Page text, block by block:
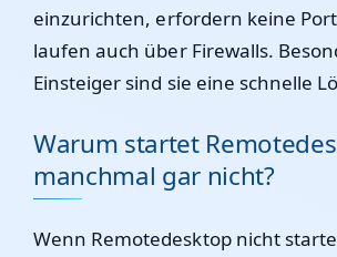
einzurichten, erfordern keine
laufen auch über Firewalls.
Einsteiger sind sie eine schnelle
Warum startet
manchmal gar nicht?
Wenn Remotedesktop nicht